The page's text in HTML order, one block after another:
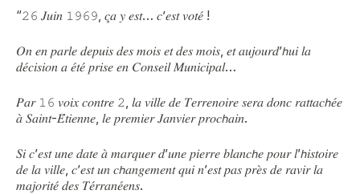
“𝟸𝟼 𝐽𝑢𝑖𝑛 𝟷𝟿𝟼𝟿, 𝑐̧𝑎 𝑦 𝑒𝑠𝑡… 𝑐’𝑒𝑠𝑡 𝑣𝑜𝑡𝑒́ !
𝑂𝑛 𝑒𝑛 𝑝𝑎𝑟𝑙𝑒 𝑑𝑒𝑝𝑢𝑖𝑠 𝑑𝑒𝑠 𝑚𝑜𝑖𝑠 𝑒𝑡 𝑑𝑒𝑠 𝑚𝑜𝑖𝑠, 𝑒𝑡 𝑎𝑢𝑗𝑜𝑢𝑟𝑑’𝘩𝑢𝑖 𝑙𝑎
𝑑𝑒́𝑐𝑖𝑠𝑖𝑜𝑛 𝑎 𝑒́𝑡𝑒́ 𝑝𝑟𝑖𝑠𝑒 𝑒𝑛 𝐶𝑜𝑛𝑠𝑒𝑖𝑙 𝑀𝑢𝑛𝑖𝑐𝑖𝑝𝑎𝑙…
𝑃𝑎𝑟 𝟷𝟼 𝑣𝑜𝑖𝑥 𝑐𝑜𝑛𝑡𝑟𝑒 𝟸, 𝑙𝑎 𝑣𝑖𝑙𝑙𝑒 𝑑𝑒 𝑇𝑒𝑟𝑟𝑒𝑛𝑜𝑖𝑟𝑒 𝑠𝑒𝑟𝑎 𝑑𝑜𝑛𝑐 𝑟𝑎𝑡𝑡𝑎𝑐𝘩𝑒́𝑒
𝑎̀ 𝑆𝑎𝑖𝑛𝑡-𝐸́𝑡𝑖𝑒𝑛𝑛𝑒, 𝑙𝑒 𝑝𝑟𝑒𝑚𝑖𝑒𝑟 𝐽𝑎𝑛𝑣𝑖𝑒𝑟 𝑝𝑟𝑜𝑐𝘩𝑎𝑖𝑛.
𝑆𝑖 𝑐’𝑒𝑠𝑡 𝑢𝑛𝑒 𝑑𝑎𝑡𝑒 𝑎̀ 𝑚𝑎𝑟𝑞𝑢𝑒𝑟 𝑑’𝑢𝑛𝑒 𝑝𝑖𝑒𝑟𝑟𝑒 𝑏𝑙𝑎𝑛𝑐𝘩𝑒 𝑝𝑜𝑢𝑟 𝑙’𝘩𝑖𝑠𝑡𝑜𝑖𝑟𝑒
𝑑𝑒 𝑙𝑎 𝑣𝑖𝑙𝑙𝑒, 𝑐’𝑒𝑠𝑡 𝑢𝑛 𝑐𝘩𝑎𝑛𝑔𝑒𝑚𝑒𝑛𝑡 𝑞𝑢𝑖 𝑛’𝑒𝑠𝑡 𝑝𝑎𝑠 𝑝𝑟𝑒̀𝑠 𝑑𝑒 𝑟𝑎𝑣𝑖𝑟 𝑙𝑎
𝑚𝑎𝑗𝑜𝑟𝑖𝑡𝑒́ 𝑑𝑒𝑠 𝑇𝑒́𝑟𝑟𝑎𝑛𝑒́𝑒𝑛𝑠.